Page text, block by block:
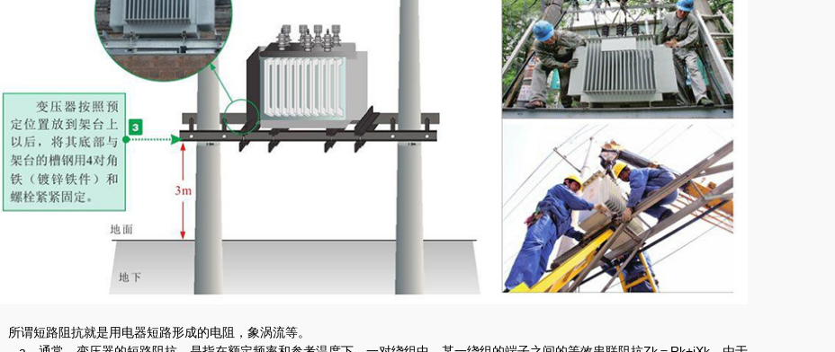
所谓短路阻抗就是用电器短路形成的电阻，象涡流等。